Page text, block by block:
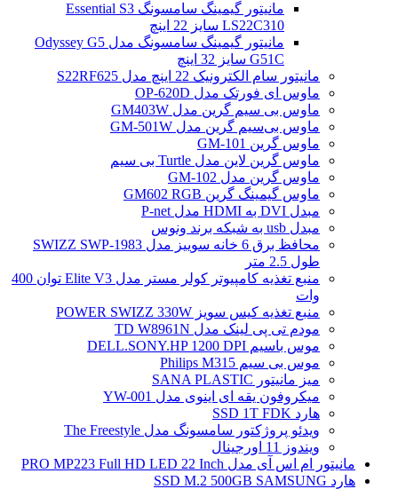
مانیتور گیمینگ سامسونگ Essential S3
LS22C310 سایز 22 اینچ
مانیتور گیمینگ سامسونگ مدل Odyssey G5
G51C سایز 32 اینچ
مانیتور سام الکترونیک 22 اینچ مدل S22RF625
ماوس ای فورتک مدل OP-620D
ماوس بی سیم گرین مدل GM403W
ماوس بی‌سیم گرین مدل GM-501W
ماوس گرین GM-101
ماوس گرین لاین مدل Turtle بی سیم
ماوس گرین مدل GM-102
ماوس گیمینگ گرین GM602 RGB
مبدل DVI به HDMI مدل P-net
مبدل usb به شبکه برند ونوس
محافظ برق 6 خانه سوییز مدل SWIZZ SWP-1983
طول 2.5 متر
منبع تغذیه کامپیوتر کولر مستر مدل Elite V3 توان 400
وات
منبع تغذیه کیس سویز POWER SWIZZ 330W
مودم تی پی لینک مدل TD W8961N
موس باسیم DELL.SONY.HP 1200 DPI
موس بی سیم Philips M315
میز مانیتور SANA PLASTIC
میکروفون یقه ای اینوی مدل YW-001
هارد SSD 1T FDK
ویدئو پروژکتور سامسونگ مدل The Freestyle
ویندوز 11 اورجینال
مانیتور ام اس آی مدل PRO MP223 Full HD LED 22 Inch
هارد SSD M.2 500GB SAMSUNG